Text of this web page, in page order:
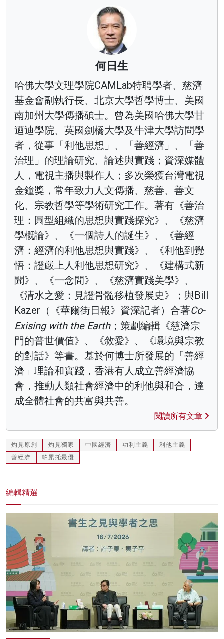
何日生
哈佛大學文理學院CAMLab特聘學者、慈濟
基金會副執行長、北京大學哲學博士、美國
南加州大學傳播碩士。曾為美國哈佛大學甘
迺迪學院、英國劍橋大學及牛津大學訪問學
者，從事「利他思想」、「善經濟」、「善
治理」的理論研究、論述與實踐；資深媒體
人，電視主播與製作人；多次榮獲台灣電視
金鐘獎，常年致力人文傳播、慈善、善文
化、宗教哲學等學術研究工作。著有《善治
理：圓型組織的思想與實踐探究》、《慈濟
學概論》、《一個詩人的誕生》、《善經
濟：經濟的利他思想與實踐》、《利他到覺
悟：證嚴上人利他思想研究》、《建構式新
聞》、《一念間》、《慈濟實踐美學》、
《清水之愛：見證骨髓移植發展史》；與Bill
Kazer（《華爾街日報》資深記者）合著Co-
Exising with the Earth；策劃編輯《慈濟宗
門的普世價值》、《敘愛》、《環境與宗教
的對話》等書。基於何博士所發展的「善經
濟」理論和實踐，香港有人成立善經濟協
會，推動人類社會經濟中的利他與和合，達
成全體社會的共富與共善。
閱讀所有文章
灼見原創 灼見獨家 中國經濟 功利主義
利他主義
善經濟
帕累托最優
編輯精選